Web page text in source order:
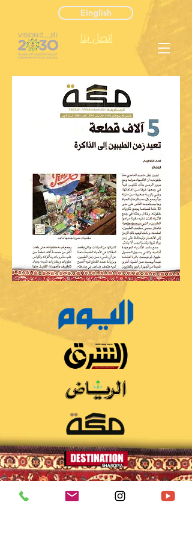
Einglish
اتصل بنا